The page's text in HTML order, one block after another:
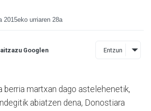
2015eko urriaren 28a
Googlen Entzun
berria mar­txan dago astelehenetik,
abia­tzen dena, Donostiara